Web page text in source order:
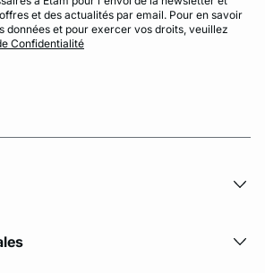
et des actualités par email. Pour en savoir
données et pour exercer vos droits, veuillez
Confidentialité